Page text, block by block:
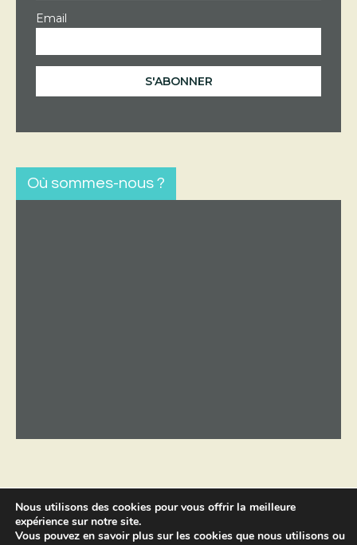
Email
Où sommes-nous ?
Copyright © 2026 par
Sébastien
Nous utilisons des cookies pour vous offrir la meilleure
expérience sur notre site.
Vous pouvez en savoir plus sur les cookies que nous utilisons ou